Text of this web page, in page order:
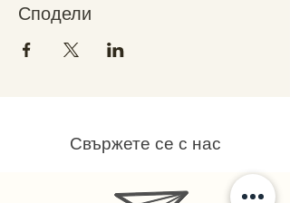
Сподели
Свържете се с нас